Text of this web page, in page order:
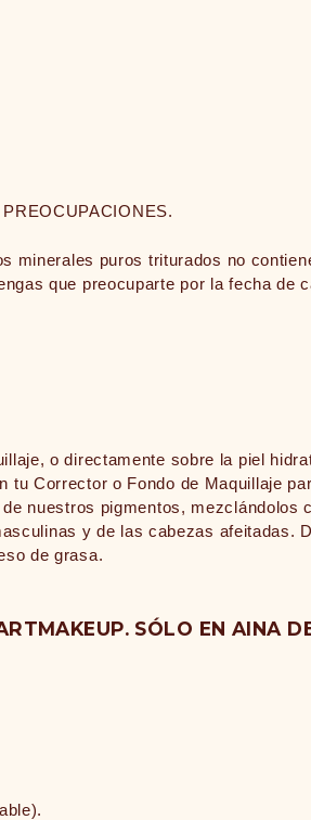
minerales puros triturados no
que preocuparte por la fecha de
o directamente sobre la piel
tu Corrector o Fondo de Maquillaje
de nuestros pigmentos, mezclándolos
y de las cabezas afeitadas.
de grasa.
SÓLO EN AINA